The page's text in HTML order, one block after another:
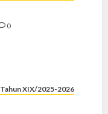
0
Tahun XIX/2025-2026